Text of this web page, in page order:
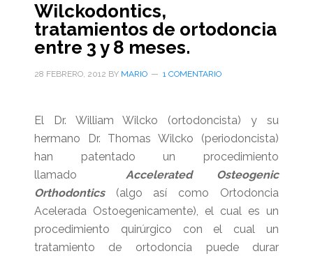
Wilckodontics,
tratamientos de ortodoncia
entre 3 y 8 meses.
28 FEBRERO, 2012 BY MARIO 1 COMENTARIO
El Dr. William Wilcko (ortodoncista) y su
hermano Dr. Thomas Wilcko (periodoncista)
han patentado un procedimiento
llamadoAccelerated Osteogenic
Orthodontics(algo así como Ortodoncia
Acelerada Ostoegenicamente), el cual es un
procedimiento quirúrgico con el cual un
tratamiento de ortodoncia puede durar